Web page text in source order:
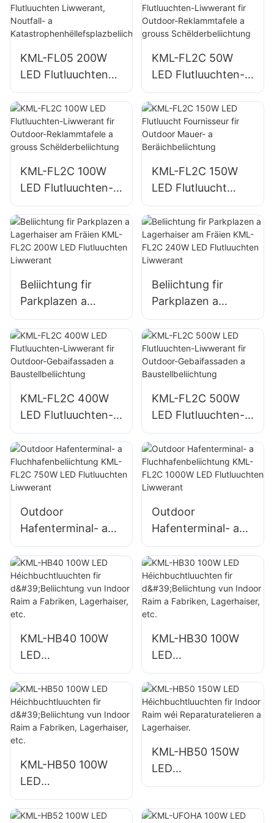
Baustellenbeliichtu
ng
Lagerberäicher
Beliichtung
KML-FL05 200W
LED Flutluuchten
Liwwerant,
Noutfall- a
Katastrophenhëllef
splazbeliichtung
KML-FL2C 50W
LED Flutluuchten-
Liwwerant fir
Outdoor-
Reklammtafele a
grouss
KML-FL2C 100W
LED Flutluuchten-
Liwwerant fir
Outdoor-
Reklammtafele a
grouss
KML-FL2C 150W
LED Flutluucht
Fournisseur fir
Outdoor Mauer- a
Beräichbeliichtung
Beliichtung fir
Parkplazen a
Lagerhaiser am
Fräien KML-FL2C
200W LED
Flutluuchten
Beliichtung fir
Parkplazen a
Lagerhaiser am
Fräien KML-FL2C
240W LED
Flutluuchten
KML-FL2C 400W
LED Flutluuchten-
Liwwerant fir
Outdoor-
Gebaifassaden a
Baustellbeliichtung
KML-FL2C 500W
LED Flutluuchten-
Liwwerant fir
Outdoor-
Gebaifassaden a
Baustellbeliichtung
Outdoor
Hafenterminal- a
Fluchhafenbeliichtu
ng KML-FL2C
750W LED
Flutluuchten
Liwwerant
Outdoor
Hafenterminal- a
Fluchhafenbeliichtu
ng KML-FL2C
1000W LED
Flutluuchten
Liwwerant
KML-HB40 100W
LED
Héichbuchtluuchte
n fir d'Beliichtung
vun Indoor Raim a
Fabriken,
Lagerhaiser, etc.
KML-HB30 100W
LED
Héichbuchtluuchte
n fir d'Beliichtung
vun Indoor Raim a
Fabriken,
KML-HB50 100W
LED
Héichbuchtluuchte
n fir d'Beliichtung
KML-HB50 150W
LED
Héichbuchtluuchte
wéi